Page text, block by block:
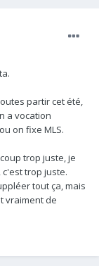
partir cet été,
a vocation
on fixe MLS.
trop juste, je
trop juste.
tout ça, mais
vraiment de